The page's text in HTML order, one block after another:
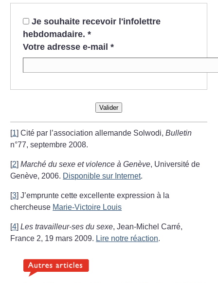
Je souhaite recevoir l'infolettre
hebdomadaire. *
Votre adresse e-mail *
Valider
[1]Cité par l’association allemande Solwodi,Bulletin
n°77, septembre 2008.
[2]Marché du sexe et violence à Genève, Université de
Genève, 2006. Disponible sur Internet.
[3]J’emprunte cette excellente expression à la
chercheuse Marie-Victoire Louis
[4]Les travailleur-ses du sexe, Jean-Michel Carré,
France 2, 19 mars 2009. Lire notre réaction.